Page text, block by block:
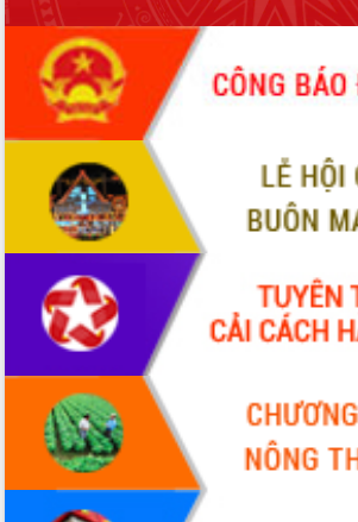
Hội thảo khoa học “Giải pháp thúc đẩy
phát triển nền kinh tế xanh tại tỉnh
Đắk Lắk”
Tăng cường giám sát, đôn đốc thực
hiện nhiệm vụ quản lý tài sản công
hàng tuần
Tháo gỡ những vướng mắc, đẩy mạnh
công tác cải cách thủ tục hành chính
tại Trung tâm Phục vụ hành chính
công tỉnh
Đắk Lắk: Tôn vinh 46 giải pháp tại Hội
thi Sáng tạo Kỹ thuật 2024 - 2025
Đắk Lắk rà soát, điều chỉnh Đề án 190
về phát triển nuôi trồng thủy sản
Phó Chủ tịch UBND tỉnh Đắk Lắk
Trương Công Thái kiểm tra thực địa
Dự án cao tốc Khánh Hòa - Buôn Ma
Thuột
Định vị cà phê Việt Nam như một “di
sản sống” trong dòng chảy toàn cầu